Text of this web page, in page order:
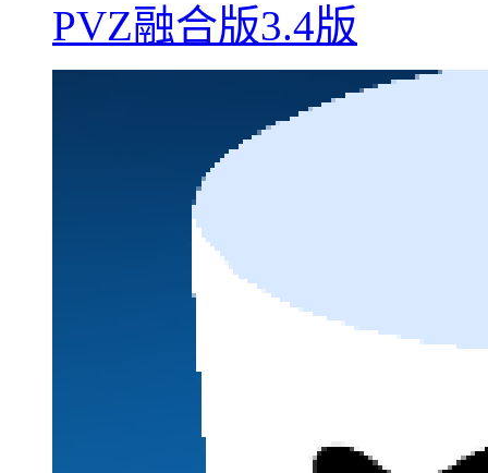
PVZ融合版3.4版